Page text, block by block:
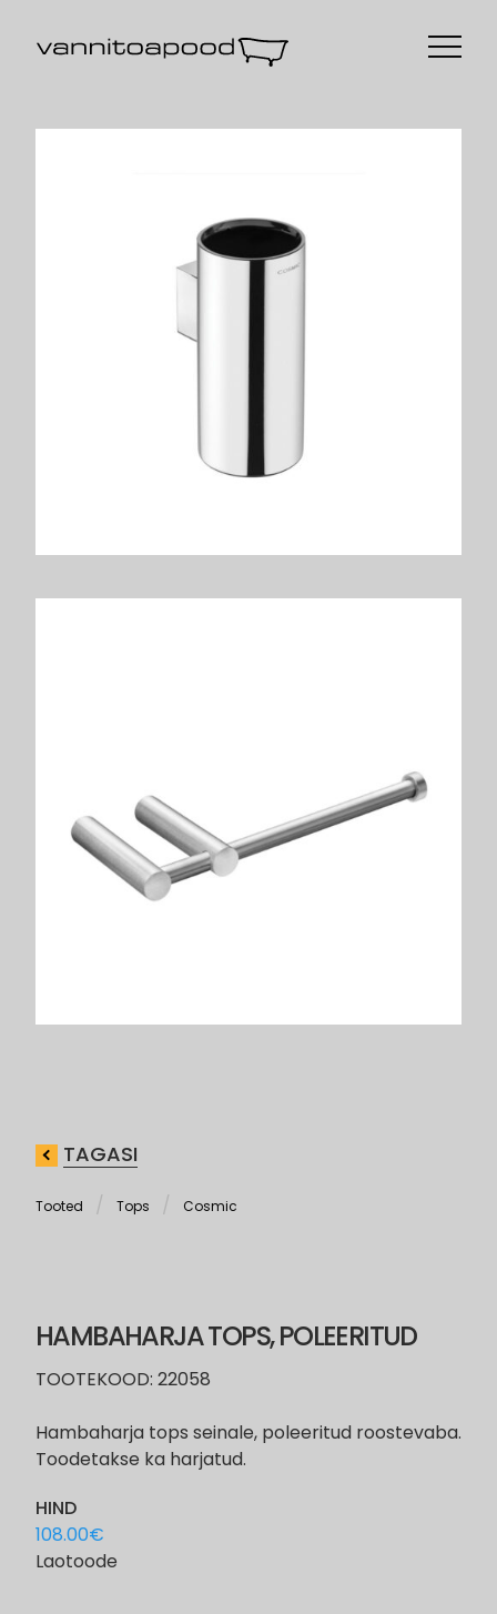
TAGASI
Tooted Tops Cosmic
HAMBAHARJA TOPS, POLEERITUD
TOOTEKOOD: 22058
Hambaharja tops seinale, poleeritud roostevaba.
Toodetakse ka harjatud.
HIND
108.00€
Laotoode